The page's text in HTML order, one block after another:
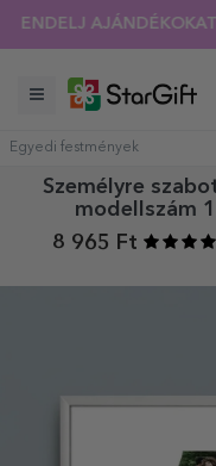
RENDELJ
Egyedi festmények
Személyre
modellszám
8 965 Ft